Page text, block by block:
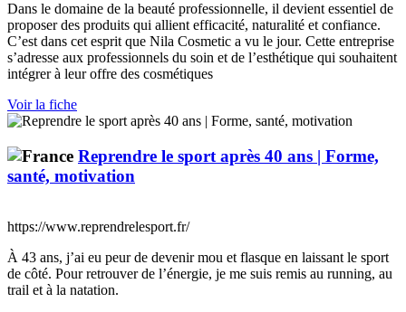
Dans le domaine de la beauté professionnelle, il devient essentiel de
proposer des produits qui allient efficacité, naturalité et confiance.
C’est dans cet esprit que Nila Cosmetic a vu le jour. Cette entreprise
s’adresse aux professionnels du soin et de l’esthétique qui souhaitent
intégrer à leur offre des cosmétiques
Voir la fiche
Reprendre le sport après 40 ans | Forme,
santé, motivation
https://www.reprendrelesport.fr/
À 43 ans, j’ai eu peur de devenir mou et flasque en laissant le sport
de côté. Pour retrouver de l’énergie, je me suis remis au running, au
trail et à la natation.